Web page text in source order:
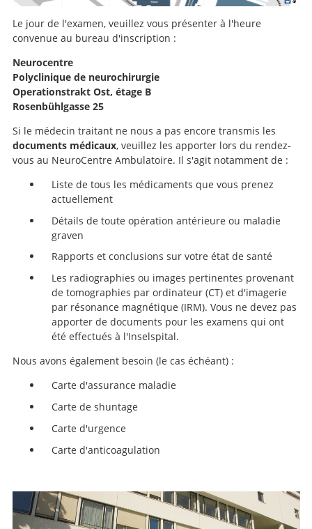
Le jour de l'examen, veuillez vous présenter à l'heure
convenue au bureau d'inscription :
Neurocentre
Polyclinique de neurochirurgie
Operationstrakt Ost, étage B
Rosenbühlgasse 25
Si le médecin traitant ne nous a pas encore transmis les
documents médicaux, veuillez les apporter lors du rendez-
vous au NeuroCentre Ambulatoire. Il s'agit notamment de :
Liste de tous les médicaments que vous prenez
actuellement
Détails de toute opération antérieure ou maladie
graven
Rapports et conclusions sur votre état de santé
Les radiographies ou images pertinentes provenant
de tomographies par ordinateur (CT) et d'imagerie
par résonance magnétique (IRM). Vous ne devez pas
apporter de documents pour les examens qui ont
été effectués à l'Inselspital.
Nous avons également besoin (le cas échéant) :
Carte d'assurance maladie
Carte de shuntage
Carte d'urgence
Carte d'anticoagulation
Recherche